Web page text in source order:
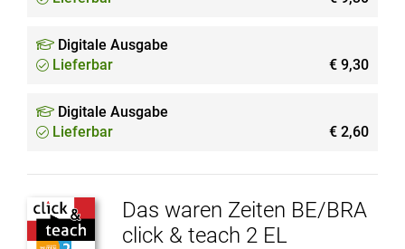
Digitale Ausgabe
Lieferbar
€ 9,30
Digitale Ausgabe
Lieferbar
€ 2,60
Das waren Zeiten BE/BRA
click & teach 2 EL